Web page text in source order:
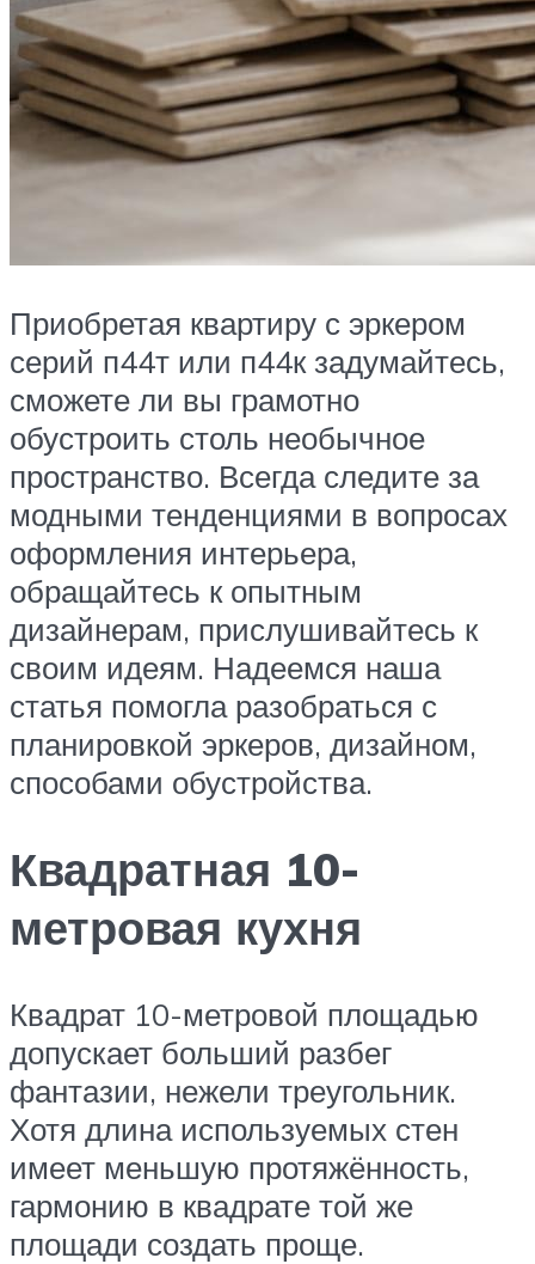
Приобретая квартиру с эркером
серий п44т или п44к задумайтесь,
сможете ли вы грамотно
обустроить столь необычное
пространство. Всегда следите за
модными тенденциями в вопросах
оформления интерьера,
обращайтесь к опытным
дизайнерам, прислушивайтесь к
своим идеям. Надеемся наша
статья помогла разобраться с
планировкой эркеров, дизайном,
способами обустройства.
Квадратная 10-
метровая кухня
Квадрат 10-метровой площадью
допускает больший разбег
фантазии, нежели треугольник.
Хотя длина используемых стен
имеет меньшую протяжённость,
гармонию в квадрате той же
площади создать проще.